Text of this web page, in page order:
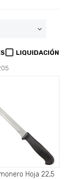
LIQUIDACIÓN
Hoja 22,5